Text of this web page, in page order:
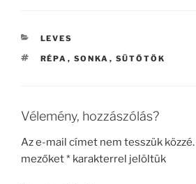
e
b
k
KATEGÓRIÁK
LEVES
CÍMKÉK
RÉPA , SONKA , SÜTŐTÖK
Vélemény, hozzászólás?
Az e-mail címet nem tesszük közzé.
mezőket* karakterrel jelöltük